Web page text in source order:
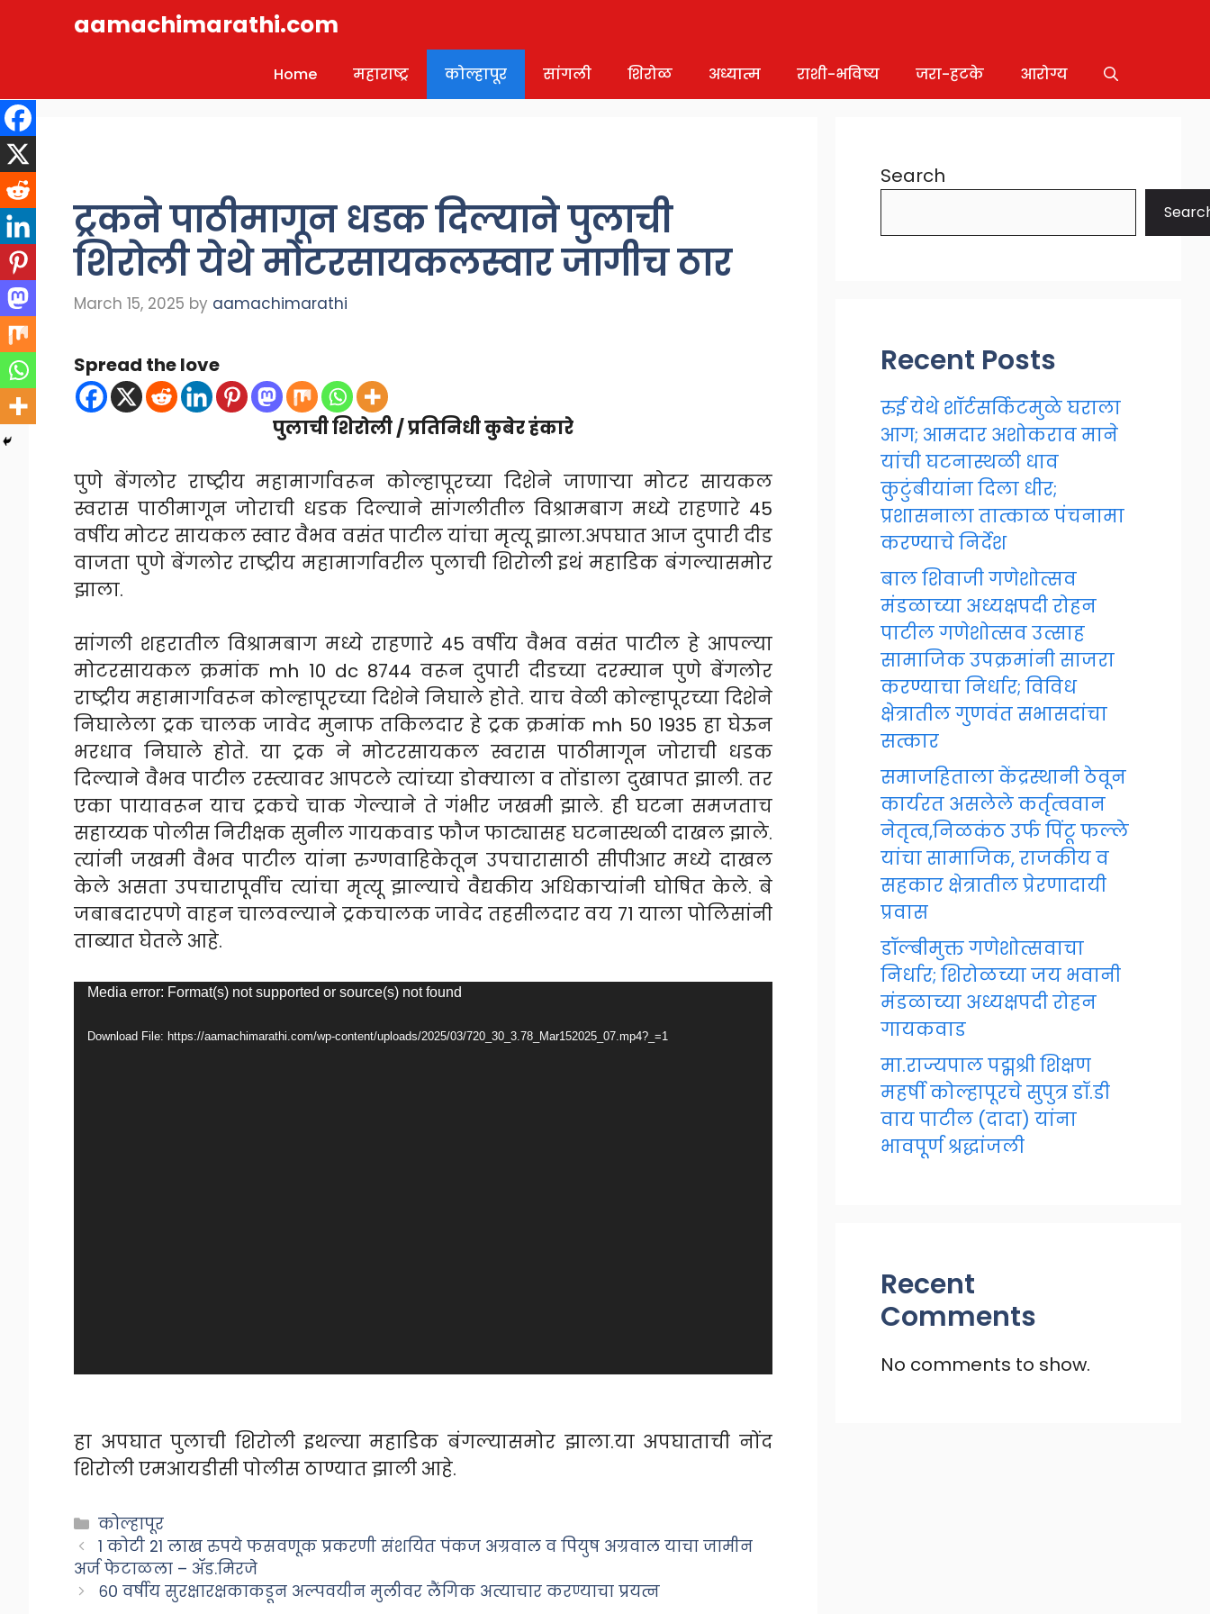
aamachimarathi.com
Home महाराष्ट्र कोल्हापूर सांगली शिरोळ अध्यात्म राशी-भविष्य जरा-हटके आरोग्य
ट्रकने पाठीमागून धडक दिल्याने पुलाची
शिरोली येथे मोटरसायकलस्वार जागीच ठार
March 15, 2025 by aamachimarathi
Spread the love
पुलाची शिरोली / प्रतिनिधी कुबेर हंकारे
पुणे बेंगलोर राष्ट्रीय महामार्गावरून कोल्हापूरच्या दिशेने जाणाऱ्या मोटर सायकल
स्वरास पाठीमागून जोराची धडक दिल्याने सांगलीतील विश्रामबाग मध्ये राहणारे 45
वर्षीय मोटर सायकल स्वार वैभव वसंत पाटील यांचा मृत्यू झाला.अपघात आज दुपारी दीड
वाजता पुणे बेंगलोर राष्ट्रीय महामार्गावरील पुलाची शिरोली इथं महाडिक बंगल्यासमोर
झाला.
सांगली शहरातील विश्रामबाग मध्ये राहणारे 45 वर्षीय वैभव वसंत पाटील हे आपल्या
मोटरसायकल क्रमांक mh 10 dc 8744 वरून दुपारी दीडच्या दरम्यान पुणे बेंगलोर
राष्ट्रीय महामार्गावरून कोल्हापूरच्या दिशेने निघाले होते. याच वेळी कोल्हापूरच्या दिशेने
निघालेला ट्रक चालक जावेद मुनाफ तकिलदार हे ट्रक क्रमांक mh 50 1935 हा घेऊन
भरधाव निघाले होते. या ट्रक ने मोटरसायकल स्वरास पाठीमागून जोराची धडक
दिल्याने वैभव पाटील रस्त्यावर आपटले त्यांच्या डोक्याला व तोंडाला दुखापत झाली. तर
एका पायावरून याच ट्रकचे चाक गेल्याने ते गंभीर जखमी झाले. ही घटना समजताच
सहाय्यक पोलीस निरीक्षक सुनील गायकवाड फौज फाट्यासह घटनास्थळी दाखल झाले.
त्यांनी जखमी वैभव पाटील यांना रुग्णवाहिकेतून उपचारासाठी सीपीआर मध्ये दाखल
केले असता उपचारापूर्वीच त्यांचा मृत्यू झाल्याचे वैद्यकीय अधिकाऱ्यांनी घोषित केले. बे
जबाबदारपणे वाहन चालवल्याने ट्रकचालक जावेद तहसीलदार वय 71 याला पोलिसांनी
ताब्यात घेतले आहे.
Video
Media error: Format(s) not supported or source(s) not found
Download File: https://aamachimarathi.com/wp-content/uploads/2025/03/720_30_3.78_Mar152025_07.mp4?_=1
हा अपघात पुलाची शिरोली इथल्या महाडिक बंगल्यासमोर झाला.या अपघाताची नोंद
शिरोली एमआयडीसी पोलीस ठाण्यात झाली आहे.
Categories
कोल्हापूर
1 कोटी 21 लाख रुपये फसवणूक प्रकरणी संशयित पंकज अग्रवाल व पियुष अग्रवाल याचा जामीन
अर्ज फेटाळला – ॲड.मिरजे
६० वर्षीय सुरक्षारक्षकाकडून अल्पवयीन मुलीवर लैंगिक अत्याचार करण्याचा प्रयत्न
Search
Recent Posts
रुई येथे शॉर्टसर्किटमुळे घराला
आग; आमदार अशोकराव माने
यांची घटनास्थळी धाव
कुटुंबीयांना दिला धीर;
प्रशासनाला तात्काळ पंचनामा
करण्याचे निर्देश
बाल शिवाजी गणेशोत्सव
मंडळाच्या अध्यक्षपदी रोहन
पाटील गणेशोत्सव उत्साह
सामाजिक उपक्रमांनी साजरा
करण्याचा निर्धार; विविध
क्षेत्रातील गुणवंत सभासदांचा
सत्कार
समाजहिताला केंद्रस्थानी ठेवून
कार्यरत असलेले कर्तृत्ववान
नेतृत्व,निळकंठ उर्फ पिंटू फल्ले
यांचा सामाजिक, राजकीय व
सहकार क्षेत्रातील प्रेरणादायी
प्रवास
डॉल्बीमुक्त गणेशोत्सवाचा
निर्धार; शिरोळच्या जय भवानी
मंडळाच्या अध्यक्षपदी रोहन
गायकवाड
मा.राज्यपाल पद्मश्री शिक्षण
महर्षी कोल्हापूरचे सुपुत्र डॉ.डी
वाय पाटील (दादा) यांना
भावपूर्ण श्रद्धांजली
Recent
Comments
No comments to show.